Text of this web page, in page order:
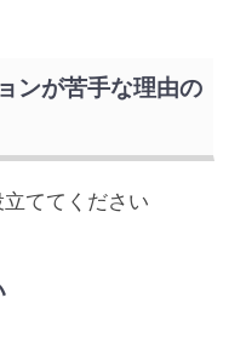
ンが苦手な理由の
ててください